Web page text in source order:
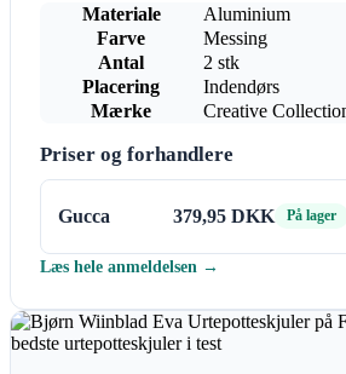
Materiale
Aluminium
Farve
Messing
Antal
2 stk
Placering
Indendørs
Mærke
Creative
Priser og forhandlere
Gucca 379,95 DKK På lager
Læs hele anmeldelsen →